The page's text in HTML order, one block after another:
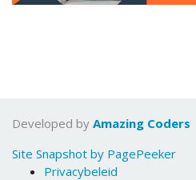
Developed by Amazing Coders
Site Snapshot by PagePeeker
Privacybeleid